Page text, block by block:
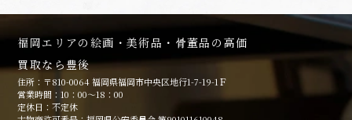
福岡エリアの絵画・美術品・骨董品の高価
買取なら豊後
住所：〒810-0064 福岡県福岡市中央区地行1-7-19-1Ｆ
営業時間：10：00～18：00
定休日：不定休